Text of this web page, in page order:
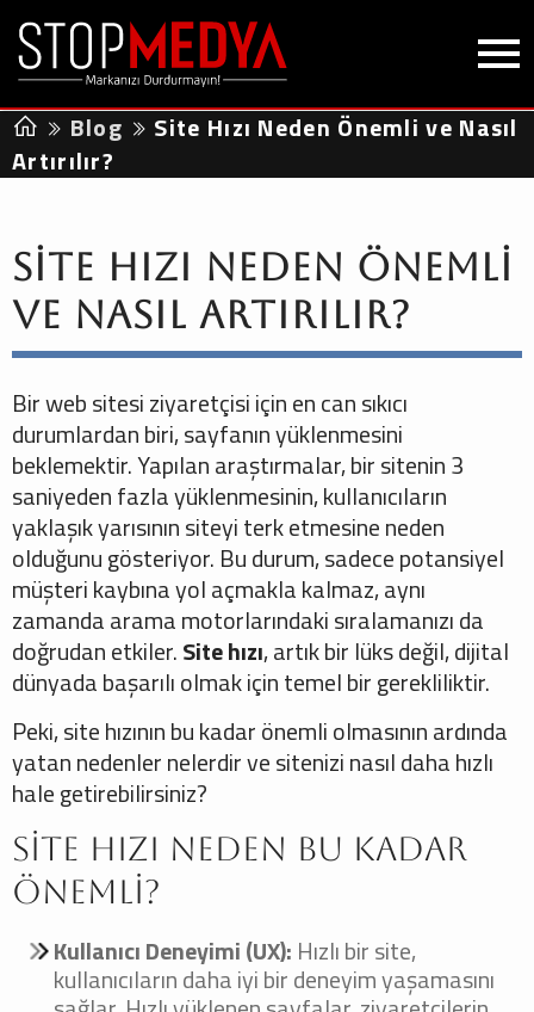
Blog
Site Hızı Neden Önemli ve Nasıl
Artırılır?
Site Hızı Neden Önemli
ve Nasıl Artırılır?
Bir web sitesi ziyaretçisi için en can sıkıcı
durumlardan biri, sayfanın yüklenmesini
beklemektir. Yapılan araştırmalar, bir sitenin 3
saniyeden fazla yüklenmesinin, kullanıcıların
yaklaşık yarısının siteyi terk etmesine neden
olduğunu gösteriyor. Bu durum, sadece potansiyel
müşteri kaybına yol açmakla kalmaz, aynı
zamanda arama motorlarındaki sıralamanızı da
doğrudan etkiler.Site hızı, artık bir lüks değil, dijital
dünyada başarılı olmak için temel bir gerekliliktir.
Peki, site hızının bu kadar önemli olmasının ardında
yatan nedenler nelerdir ve sitenizi nasıl daha hızlı
hale getirebilirsiniz?
Site Hızı Neden Bu Kadar
Önemli?
Kullanıcı Deneyimi (UX): Hızlı bir site,
kullanıcıların daha iyi bir deneyim yaşamasını